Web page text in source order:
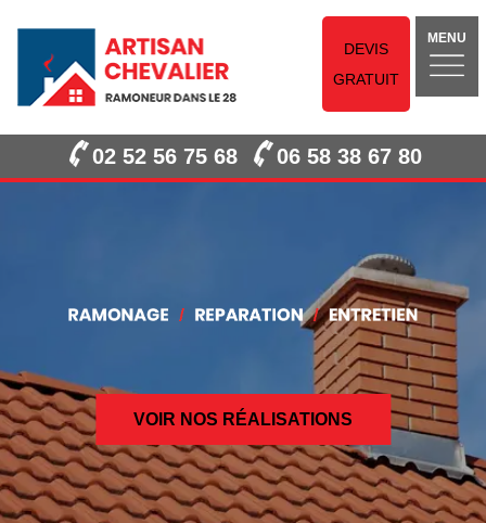
DEVIS
GRATUIT
MENU
02 52 56 75 68 06 58 38 67 80
VOIR NOS RÉALISATIONS